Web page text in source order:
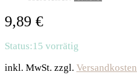
9,89 €
Status: 15 vorrätig
inkl. MwSt. zzgl. Versandkosten